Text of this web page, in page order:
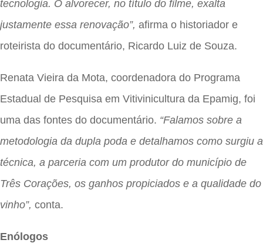
tecnologia. O alvorecer, no título do filme, exalta
justamente essa renovação”, afirma o historiador e
roteirista do documentário, Ricardo Luiz de Souza.
Renata Vieira da Mota, coordenadora do Programa
Estadual de Pesquisa em Vitivinicultura da Epamig, foi
uma das fontes do documentário. “Falamos sobre a
metodologia da dupla poda e detalhamos como surgiu a
técnica, a parceria com um produtor do município de
Três Corações, os ganhos propiciados e a qualidade do
vinho”, conta.
Enólogos